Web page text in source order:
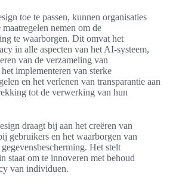
toe te passen, kunnen organisaties
nemen om de
te waarborgen. Dit omvat het
in alle aspecten van het AI-systeem,
van de verzameling van
implementeren van sterke
en het verlenen van transparantie aan
tot de verwerking van hun
draagt bij aan het creëren van
gebruikers en het waarborgen van
Het stelt
staat om te innoveren met behoud
van individuen.